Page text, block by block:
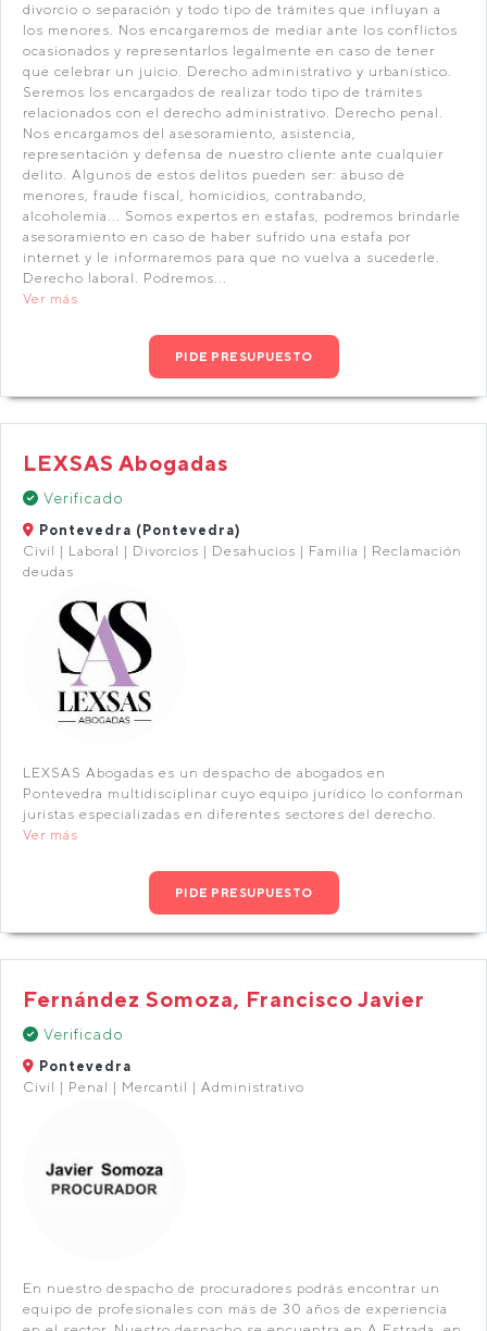
divorcio o separación y todo tipo de trámites que influyan a
los menores. Nos encargaremos de mediar ante los conflictos
ocasionados y representarlos legalmente en caso de tener
que celebrar un juicio. Derecho administrativo y urbanístico.
Seremos los encargados de realizar todo tipo de trámites
relacionados con el derecho administrativo. Derecho penal.
Nos encargamos del asesoramiento, asistencia,
representación y defensa de nuestro cliente ante cualquier
delito. Algunos de estos delitos pueden ser: abuso de
menores, fraude fiscal, homicidios, contrabando,
alcoholemia... Somos expertos en estafas, podremos brindarle
asesoramiento en caso de haber sufrido una estafa por
internet y le informaremos para que no vuelva a sucederle.
Derecho laboral. Podremos...
Ver más
PIDE PRESUPUESTO
LEXSAS Abogadas
Verificado
Pontevedra (Pontevedra)
Civil | Laboral | Divorcios | Desahucios | Familia | Reclamación
deudas
LEXSAS Abogadas es un despacho de abogados en
Pontevedra multidisciplinar cuyo equipo jurídico lo conforman
juristas especializadas en diferentes sectores del derecho.
Ver más
PIDE PRESUPUESTO
Fernández Somoza, Francisco Javier
Verificado
Pontevedra
Civil | Penal | Mercantil | Administrativo
En nuestro despacho de procuradores podrás encontrar un
equipo de profesionales con más de 30 años de experiencia